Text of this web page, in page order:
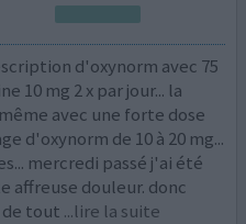
d'oxynorm avec 75
10 mg 2 x par jour... la
avec une forte dose
d'oxynorm de 10 à 20 mg...
mercredi passé j'ai été
affreuse douleur. donc
tout ...lire la suite